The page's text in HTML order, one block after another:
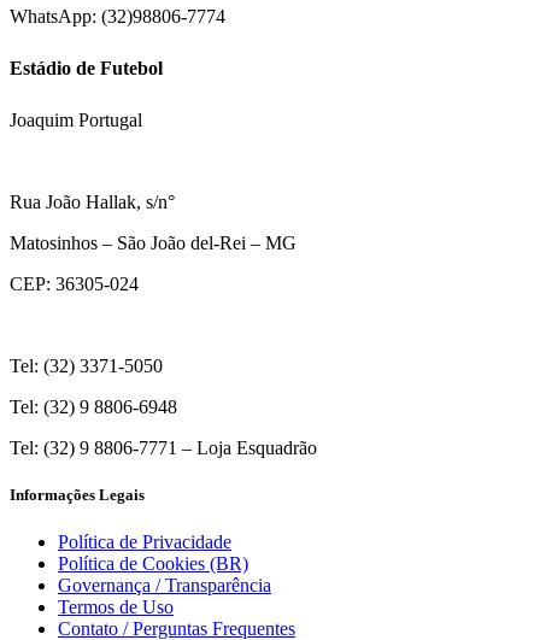
WhatsApp: (32)98806-7774
Estádio de Futebol
Joaquim Portugal
Rua João Hallak, s/n°
Matosinhos – São João del-Rei – MG
CEP: 36305-024
Tel: (32) 3371-5050
Tel: (32) 9 8806-6948
Tel: (32) 9 8806-7771 – Loja Esquadrão
Informações Legais
Política de Privacidade
Política de Cookies (BR)
Governança / Transparência
Termos de Uso
Contato / Perguntas Frequentes